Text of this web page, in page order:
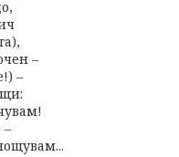
–
–
–